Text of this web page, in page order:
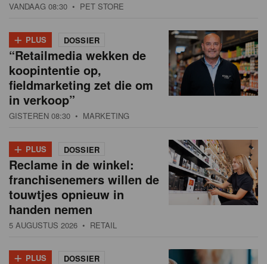
VANDAAG 08:30 • PET STORE
+ PLUS DOSSIER
“Retailmedia wekken de
koopintentie op,
fieldmarketing zet die om
in verkoop”
GISTEREN 08:30 • MARKETING
+ PLUS DOSSIER
Reclame in de winkel:
franchisenemers willen de
touwtjes opnieuw in
handen nemen
5 AUGUSTUS 2026 • RETAIL
+ PLUS DOSSIER